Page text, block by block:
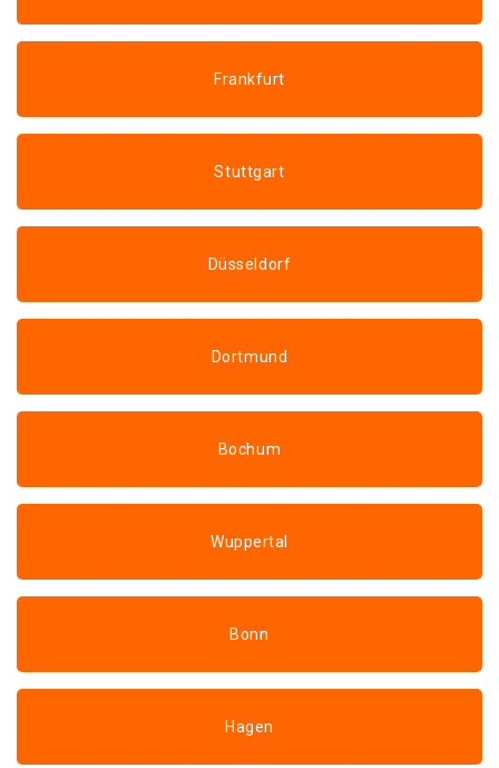
Frankfurt
Stuttgart
Düsseldorf
Dortmund
Bochum
Wuppertal
Bonn
Hagen